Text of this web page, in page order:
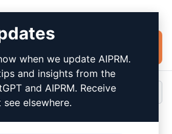
gratuitement
when we update AIPRM.
and insights from the
and AIPRM. Receive
elsewhere.